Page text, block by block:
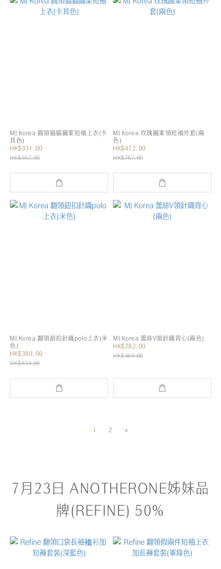
MJ Korea 圓領貓貓圖案短袖上衣(卡
其色)
HK$331.00
HK$552.00
MJ Korea 玫瑰圖案領短袖外套(兩
色)
HK$472.00
HK$787.00
MJ Korea 翻領鈕扣針織polo上衣(米
色)
HK$380.00
HK$634.00
MJ Korea 蕾絲V領針織背心(兩色)
HK$282.00
HK$469.00
1 2 »
7月23日 ANOTHERONE姊妹品
牌(REFINE) 50%